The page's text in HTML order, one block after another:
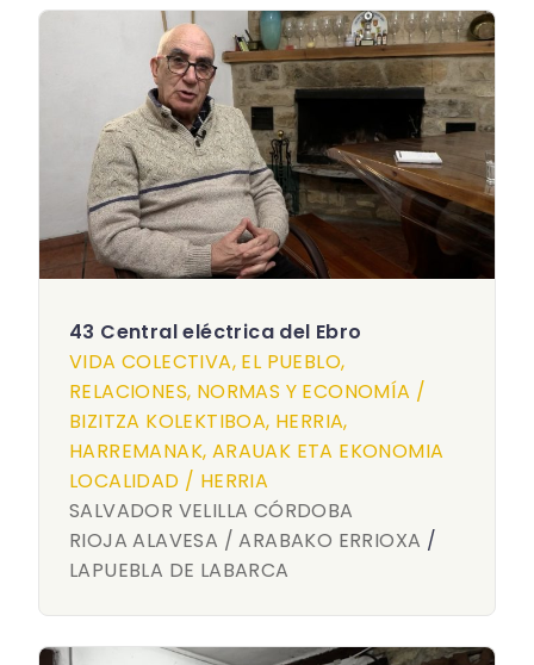
43 Central eléctrica del Ebro
VIDA COLECTIVA, EL PUEBLO,
RELACIONES, NORMAS Y ECONOMÍA /
BIZITZA KOLEKTIBOA, HERRIA,
HARREMANAK, ARAUAK ETA EKONOMIA
LOCALIDAD / HERRIA
SALVADOR VELILLA CÓRDOBA
RIOJA ALAVESA / ARABAKO ERRIOXA /
LAPUEBLA DE LABARCA